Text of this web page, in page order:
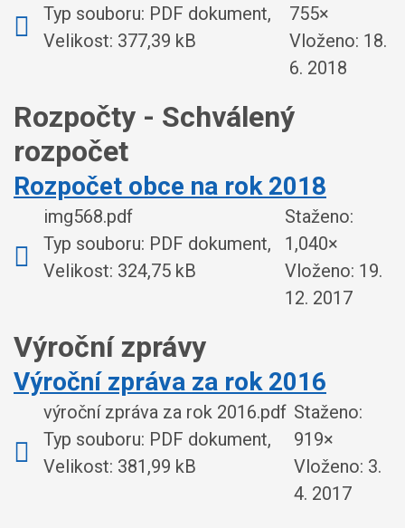
Typ souboru: PDF dokument,
Velikost: 377,39 kB
755×
Vloženo: 18.
6. 2018
Rozpočty - Schválený
rozpočet
Rozpočet obce na rok 2018
img568.pdf
Typ souboru: PDF dokument,
Velikost: 324,75 kB
Staženo:
1,040×
Vloženo: 19.
12. 2017
Výroční zprávy
Výroční zpráva za rok 2016
výroční zpráva za rok 2016.pdf
Typ souboru: PDF dokument,
Velikost: 381,99 kB
Staženo:
919×
Vloženo: 3.
4. 2017